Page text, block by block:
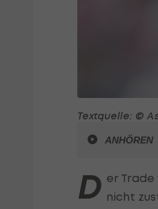
Textquelle: ©
ANHÖREN
D er Trade
nicht